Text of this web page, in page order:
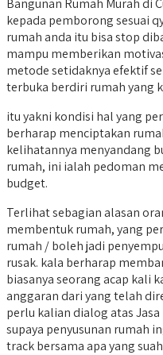
kepada pemborong sesuai
rumah anda itu bisa stop
mampu memberikan
metode setidaknya efektif
terbuka berdiri rumah yang
itu yakni kondisi hal yang
berharap menciptakan
kelihatannya menyandang
rumah, ini ialah pedoman
budget.
Terlihat sebagian alasan
membentuk rumah, yang
rumah / boleh jadi
rusak. kala berharap
biasanya seorang acap kali
anggaran dari yang telah
perlu kalian dialog atas
supaya penyusunan rumah
track bersama apa yang